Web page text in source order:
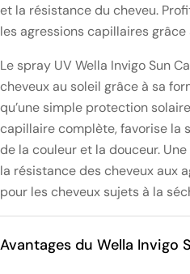
et la résistance du cheveu.
les agressions capillaires
Le spray UV Wella Invigo Sun
cheveux au soleil grâce à sa
qu’une simple protection
capillaire complète, favorise la
de la couleur et la douceur.
la résistance des cheveux aux
pour les cheveux sujets à la
Avantages du Wella Invigo